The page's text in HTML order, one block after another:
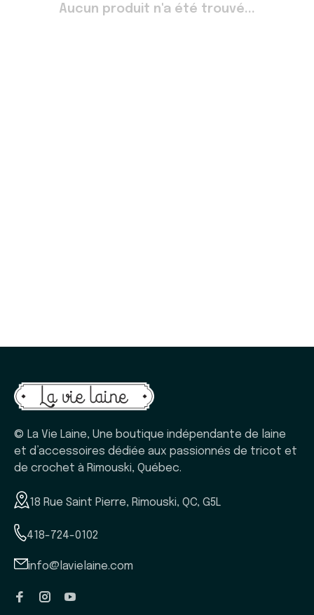
Aucun produit n'a été trouvé...
© La Vie Laine, Une boutique indépendante de laine
et d’accessoires dédiée aux passionnés de tricot et
de crochet à Rimouski, Québec.
18 Rue Saint Pierre, Rimouski, QC, G5L
418-724-0102
info@lavielaine.com